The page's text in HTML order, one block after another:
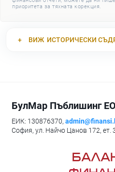
приоритета за тяхната корекция.
ВИЖ ИСТОРИЧЕСКИ
БулМар Пъблишинг
ЕИК: 130876370,
София, ул. Найчо Цанов 172, ет.